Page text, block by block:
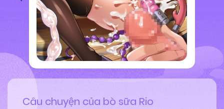
Câu chuyện của bò sữa Rio